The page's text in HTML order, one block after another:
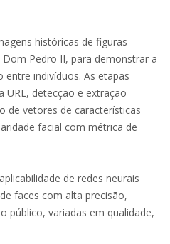
históricas de figuras
Pedro II, para demonstrar a
indivíduos. As etapas
URL, detecção e extração
de vetores de características
facial com métrica de
de redes neurais
faces com alta precisão,
público, variadas em qualidade,